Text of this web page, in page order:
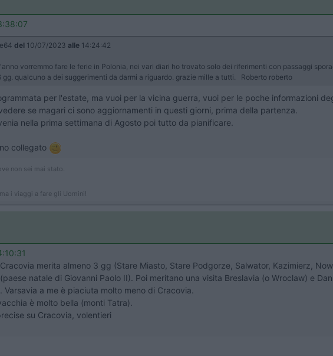
del 10/07/2023 alle 14:24:42
vorremmo fare le ferie in Polonia, nei vari diari ho trovato solo dei riferimenti con passaggi
qualcuno a dei suggerimenti da darmi a riguardo. grazie mille a tutti. Roberto roberto
per l'estate, ma vuoi per la vicina guerra, vuoi per le poche informazioni
se magari ci sono aggiornamenti in questi giorni, prima della partenza.
nella prima settimana di Agosto poi tutto da pianificare.
collegato
non sei mai stato.
i viaggi a fare gli Uomini!
merita almeno 3 gg (Stare Miasto, Stare Podgorze, Salwator, Kazimierz,
natale di Giovanni Paolo II). Poi meritano una visita Breslavia (o Wroclaw) e
a me è piaciuta molto meno di Cracovia.
è molto bella (monti Tatra).
su Cracovia, volentieri